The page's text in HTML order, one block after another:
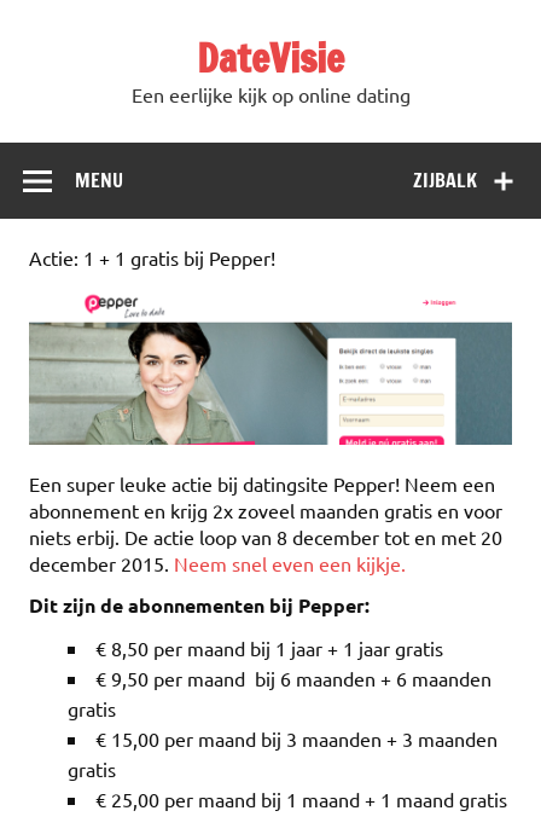
DateVisie
Een eerlijke kijk op online dating
ZIJBALK
MENU
Actie: 1 + 1 gratis bij Pepper!
Een super leuke actie bij datingsite Pepper! Neem een
abonnement en krijg 2x zoveel maanden gratis en voor
niets erbij. De actie loop van 8 december tot en met 20
december 2015. Neem snel even een kijkje.
Dit zijn de abonnementen bij Pepper:
€ 8,50 per maand bij 1 jaar + 1 jaar gratis
€ 9,50 per maand bij 6 maanden + 6 maanden
gratis
€ 15,00 per maand bij 3 maanden + 3 maanden
gratis
€ 25,00 per maand bij 1 maand + 1 maand gratis